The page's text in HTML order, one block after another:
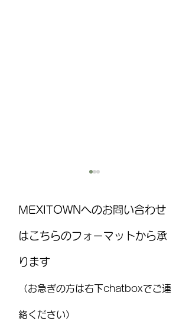
MEXITOWN：メキシコの駐在
員向けアンケート
MEXITOWNへのお問い合わせ
はこちらのフォーマットから承
ります
（お急ぎの方は右下chatboxでご連
絡ください）